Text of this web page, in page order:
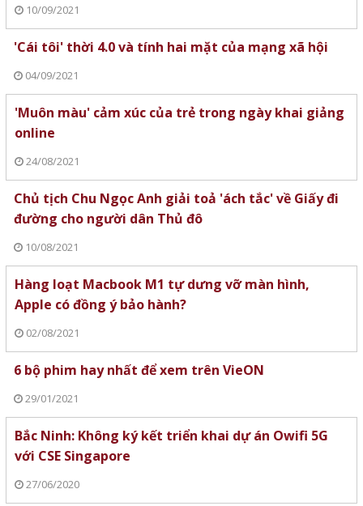
10/09/2021
'Cái tôi' thời 4.0 và tính hai mặt của mạng xã hội
04/09/2021
'Muôn màu' cảm xúc của trẻ trong ngày khai giảng
online
24/08/2021
Chủ tịch Chu Ngọc Anh giải toả 'ách tắc' về Giấy đi
đường cho người dân Thủ đô
10/08/2021
Hàng loạt Macbook M1 tự dưng vỡ màn hình,
Apple có đồng ý bảo hành?
02/08/2021
6 bộ phim hay nhất để xem trên VieON
29/01/2021
Bắc Ninh: Không ký kết triển khai dự án Owifi 5G
với CSE Singapore
27/06/2020